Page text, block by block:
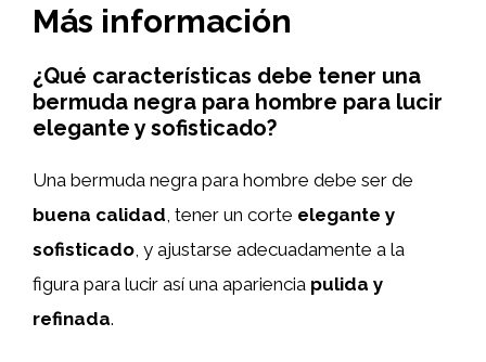
Más información
¿Qué características debe tener una
bermuda negra para hombre para lucir
elegante y sofisticado?
Una bermuda negra para hombre debe ser de
buena calidad , tener un corte elegante y
sofisticado , y ajustarse adecuadamente a la
figura para lucir así una apariencia pulida y
refinada.